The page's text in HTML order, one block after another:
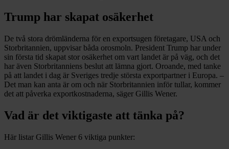
Trump har skapat osäkerhet
De två stora drömländerna för en exportsugen företagare, USA och
Storbritannien, uppvisar båda orosmoln. President Trump har under
sin första tid skapat stor osäkerhet om vart landet är på väg, och det
har även Storbritanniens beslut att lämna gjort. Oroande, med tanke
på att landet i dag är Sveriges tredje största exportpartner i Europa. –
Det man kan anta är om och när Storbritannien inför tullar, kommer
det att påverka exportkostnaderna, säger Gillis Wener.
Vad är det viktigaste att tänka på?
Här listar Gillis Wener 6 viktiga punkter: